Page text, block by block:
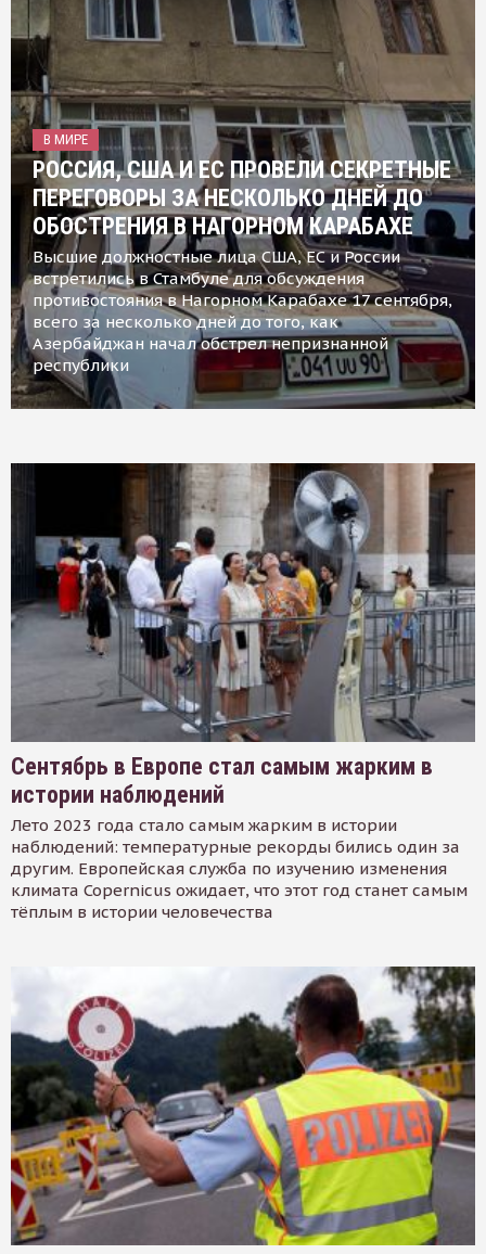
В МИРЕ
РОССИЯ, США И ЕС ПРОВЕЛИ СЕКРЕТНЫЕ
ПЕРЕГОВОРЫ ЗА НЕСКОЛЬКО ДНЕЙ ДО
ОБОСТРЕНИЯ В НАГОРНОМ КАРАБАХЕ
Высшие должностные лица США, ЕС и России
встретились в Стамбуле для обсуждения
противостояния в Нагорном Карабахе 17 сентября,
всего за несколько дней до того, как
Азербайджан начал обстрел непризнанной
республики
Сентябрь в Европе стал самым жарким в
истории наблюдений
Лето 2023 года стало самым жарким в истории
наблюдений: температурные рекорды бились один за
другим. Европейская служба по изучению изменения
климата Copernicus ожидает, что этот год станет самым
тёплым в истории человечества